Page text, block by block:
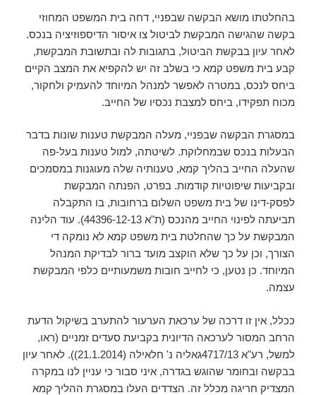
בהחלטתו מושא הבקשה שבפניי, דחה בית המשפט המחוזי
בקשה שהגישה המבקשת לביטול צו איסור הדיספוזיציה בנכס.
לאחר עיון בבקשת הביטול, בתגובות לה ובתשובת המבקשת,
קבע בית משפט קמא כי בשלב זה יש להקפיא את המצב הקיים
ביחס לנכס, במטרה לאפשר למנהל המיוחד להעמיק ולחקור,
מכוח תפקידו, ביחס למצבת נכסיו של החייב.
במסגרת הבקשה שבפניי, מעלה המבקשת טענות שונות בדבר
הבעלות בנכס שבמחלוקת. לשיטתה, למול טענות בעל-פה
שהעלה החייב בהליך קמא, טענותיה שלה מעוגנות במסמכים
ובקביעות שיפוטיות קודמות. בפרט, הפנתה המבקשת
לפסק-דינו של בית משפט השלום ברחובות, בו התקבלה
תביעתה לפינוי החייב מהנכס (ת"א 44396-12-13). עוד הלינה
המבקשת על כך שהחלטת בית משפט קמא לא נומקה די
הצורך, וכן על כך שלא הוקצב מועד ברור לבדיקת המנהל
המיוחד. כן נטען, כי לחייב חובות משמעותיים כלפי המבקשת
עצמה.
ככלל, אין זו דרכה של ערכאת הערעור להתערב בשיקול הדעת
הרחב המסור לערכאה הדיונית בקביעת סעדים זמניים (ראו,
למשל, רע"א 4717/13גאליה נ' חלאילה (21.1.2014)). לאחר עיון
בבקשה ובחומר שהוגש בגדרה, איני סבור כי עניין לנו במקרה
המצדיק חריגה מכלל זה. הצדדים העלו במסגרת ההליך קמא